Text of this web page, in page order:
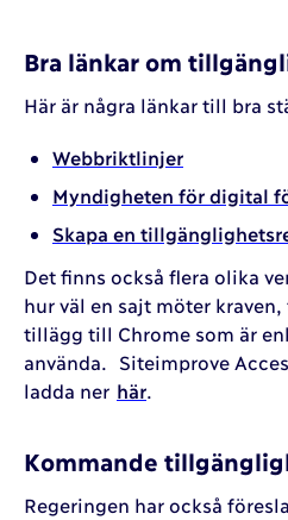
Bra länkar om
Här är några länkar till bra
Webbriktlinjer
Myndigheten för digital
Skapa en
Det finns också flera olika
hur väl en sajt möter
tillägg till Chrome som är
använda. Siteimprove
ladda ner här
Kommande
Regeringen har också